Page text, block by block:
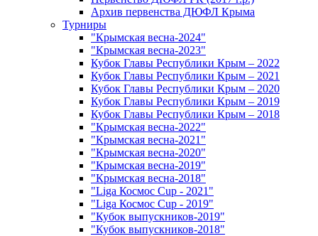
Архив первенства ДЮФЛ Крыма
Турниры
"Крымская весна-2024"
"Крымская весна-2023"
Кубок Главы Республики Крым – 2022
Кубок Главы Республики Крым – 2021
Кубок Главы Республики Крым – 2020
Кубок Главы Республики Крым – 2019
Кубок Главы Республики Крым – 2018
"Крымская весна-2022"
"Крымская весна-2021"
"Крымская весна-2020"
"Крымская весна-2019"
"Крымская весна-2018"
"Liga Космос Cup - 2021"
"Liga Космос Cup - 2019"
"Кубок выпускников-2019"
"Кубок выпускников-2018"